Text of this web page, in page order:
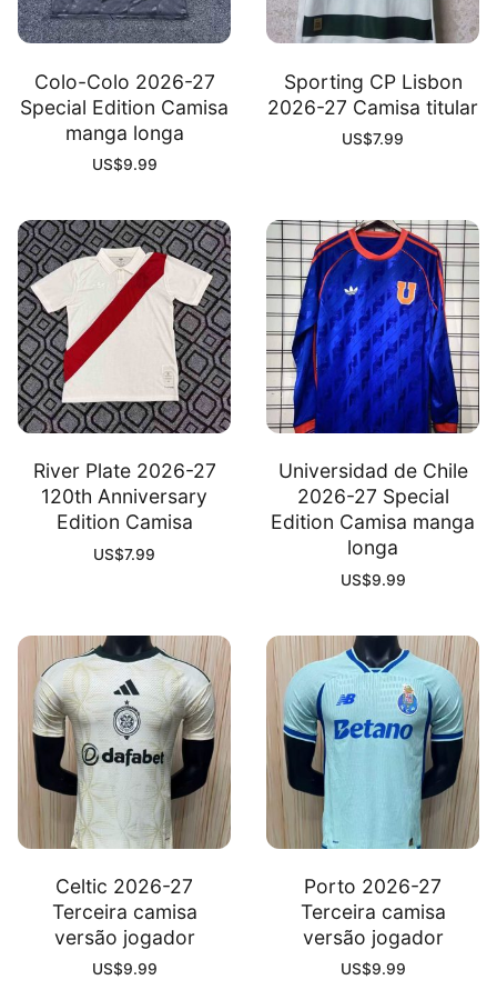
Colo-Colo 2026-27
Special Edition Camisa
manga longa
US$9.99
Sporting CP Lisbon
2026-27 Camisa titular
US$7.99
River Plate 2026-27
120th Anniversary
Edition Camisa
US$7.99
Universidad de Chile
2026-27 Special
Edition Camisa manga
longa
US$9.99
Celtic 2026-27
Terceira camisa
versão jogador
US$9.99
Porto 2026-27
Terceira camisa
versão jogador
US$9.99